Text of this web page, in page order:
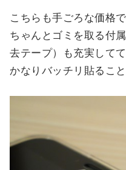
こちらも手ごろな価格で
ちゃんとゴミを取る付
去テープ）も充実してて
かなりバッチリ貼るこ